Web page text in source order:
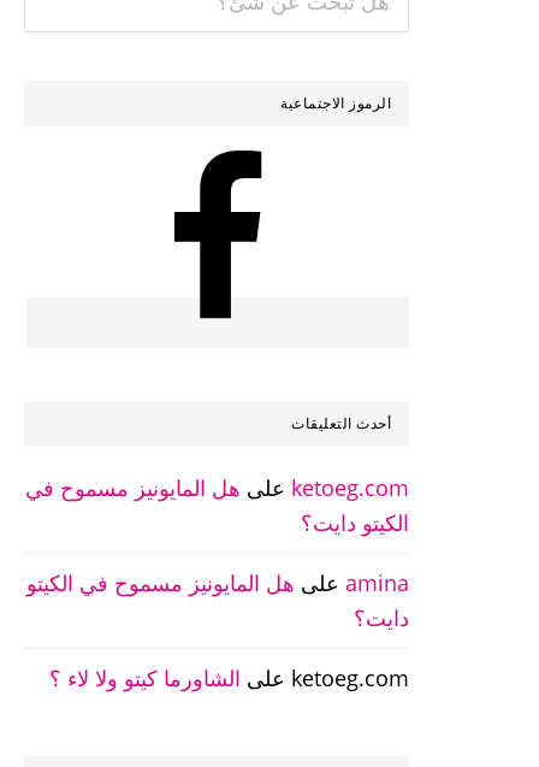
تبحث
شئ؟
الرموز الاجتماعية
أحدث التعليقات
ketoeg.com على هل المايونيز مسموح في
الكيتو دايت؟
amina على هل المايونيز مسموح في الكيتو
دايت؟
ketoeg.com على الشاورما كيتو ولا لاء ؟